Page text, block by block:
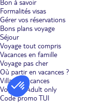
Bon à savoir
Formalités visas
Gérer vos réservations
Bons plans voyage
Séjour
Voyage tout compris
Vacances en famille
Voyage pas cher
Où partir en vacances ?
Villages vacances
Voyages Adult only
Code promo TUI